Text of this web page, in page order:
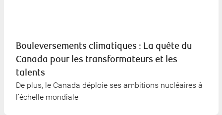
Bouleversements climatiques : La quête du
Canada pour les transformateurs et les
talents
De plus, le Canada déploie ses ambitions nucléaires à
l’échelle mondiale